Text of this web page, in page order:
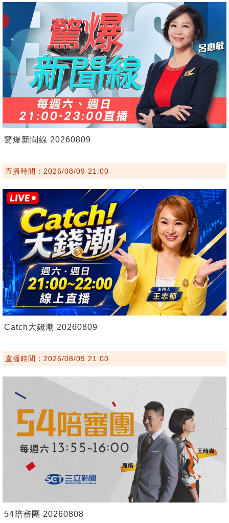
驚爆新聞線 20260809
直播時間：2026/08/09 21:00
Catch大錢潮 20260809
直播時間：2026/08/09 21:00
54陪審團 20260808